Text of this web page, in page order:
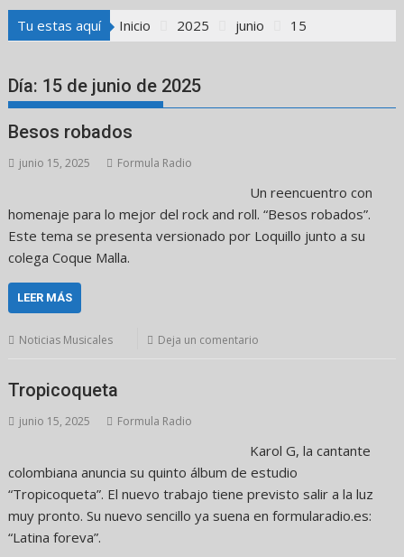
Tu estas aquí Inicio 2025 junio 15
Día: 15 de junio de 2025
Besos robados
junio 15, 2025 Formula Radio
Un reencuentro con
homenaje para lo mejor del rock and roll. “Besos robados”.
Este tema se presenta versionado por Loquillo junto a su
colega Coque Malla.
LEER MÁS
Noticias Musicales Deja un comentario
Tropicoqueta
junio 15, 2025 Formula Radio
Karol G, la cantante
colombiana anuncia su quinto álbum de estudio
“Tropicoqueta”. El nuevo trabajo tiene previsto salir a la luz
muy pronto. Su nuevo sencillo ya suena en formularadio.es:
“Latina foreva”.